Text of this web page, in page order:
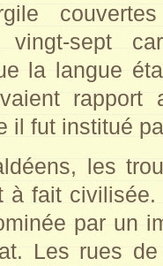
vingt-sept
la langue
il fut institué
les
à fait
par un
Les rues